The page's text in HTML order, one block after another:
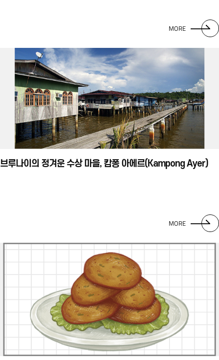
MORE
브루나이의 정겨운 수상 마을, 캄퐁 아에르(Kampong Ayer)
MORE